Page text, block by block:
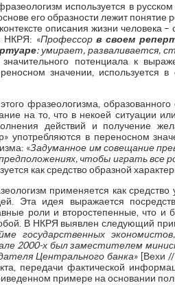
используется в
его образности лежит понятие
описания жизни
НКРЯ: «Профессорв своем
: умирает, разваливается,
потенциала к
значении, используется
этого фразеологизма,
на то, что в некоей ситуации
действий и получение
употребляются в переносном
«Задуманное им совещание
чтобы играть все
как средство образной
применяется как средство
Эта идея выражается
роли и второстепенные, что
В НКРЯ выявлен следующий
государственных
2000-х был заместителем
Центрального банка» [Вехи
передачи фактической
примере на основании